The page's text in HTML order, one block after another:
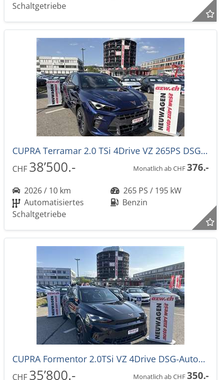
Schaltgetriebe
CUPRA Terramar 2.0 TSi 4Drive VZ 265PS DSG-Aut. -44%!
CHF 38’500.- Monatlich ab CHF376.-
2026 / 10 km
265 PS / 195 kW
Automatisiertes
Schaltgetriebe
Benzin
CUPRA Formentor 2.0TSi VZ 4Drive DSG-Automat -42%!
CHF 35’800.- Monatlich ab CHF350.-